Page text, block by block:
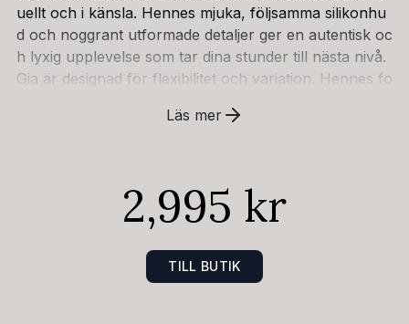
uellt och i känsla. Hennes mjuka, följsamma silikonhu
d och noggrant utformade detaljer ger en autentisk oc
h lyxig upplevelse som tar dina stunder till nästa nivå.
Gia är designad för flexibilitet och variation. Hennes fo
a det som känns bäst för dig. De fylliga formerna och
öppningar får du variation och möjlighet att anpassa u
pplevelsen efter dina egna preferenser. Materialet är
högkvalitativt, kroppssäkert silikon som både känns n
aturligt och är enkelt att rengöra efter användning.Per
fekt för dig som söker något utöver det vanliga – en k
Läs mer
2,995 kr
TILL BUTIK